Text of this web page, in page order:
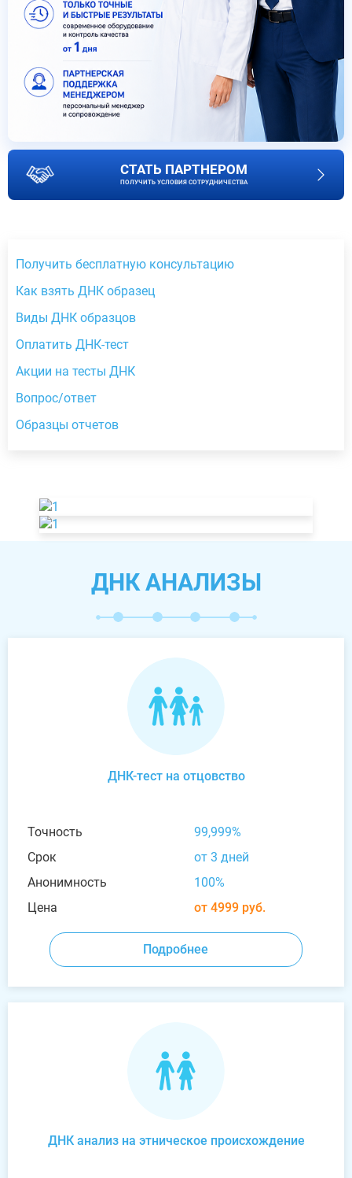
СТАТЬ ПАРТНЕРОМ
ПОЛУЧИТЬ УСЛОВИЯ СОТРУДНИЧЕСТВА
Получить бесплатную консультацию
Как взять ДНК образец
Виды ДНК образцов
Оплатить ДНК-тест
Акции на тесты ДНК
Вопрос/ответ
Образцы отчетов
ДНК АНАЛИЗЫ
ДНК-тест на отцовство
Точность
99,999%
Срок
от 3 дней
Анонимность
100%
Цена
от 4999 руб.
Подробнее
ДНК анализ на этническое происхождение